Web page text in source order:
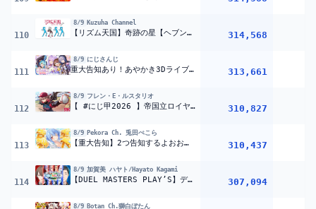
110
8/9 Kuzuha Channel
【リズム天国】奇跡の星【ヘブンズゲート】＃１ 314,568
111
8/9 にじさんじ
重大告知あり！あやかき3Dライブ！【#あやかき2周年ライブ】 313,661
112
8/9 フレン・E・ルスタリオ
【 #にじ甲2026 】帝国立ロイヤルナイツ学園 1年目春から！いくぞ！【にじさんじ】 310,827
113
8/9 Pekora Ch. 兎田ぺこら
【重大告知】2つ告知するよおおおおおおおおおおおおおおおおおおお！！！ぺこ！【ホロライブ/兎田ぺこら】 310,437
114
8/9 加賀美 ハヤト/Hayato Kagami
【DUEL MASTERS PLAY’S】デュエプレにじさんじ杯2026！！【にじさんじ/加賀美ハヤト、榊ネス、鈴原るる、舞元啓介、リゼ・ヘルエスタ、社築、渚トラウト、十河ののは、早乙女ベリー、魁星】 307,094
8/9 Botan Ch.獅白ぼたん